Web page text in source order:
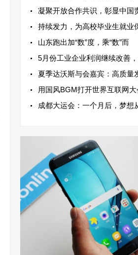
凝聚开放合作共识，彰显中国
持续发力，为高校毕业生就业
山东跑出加“数”度，乘“数”而
5月份工业企业利润继续改善
夏季达沃斯与会嘉宾：高质量
用国风BGM打开世界互联网大
成都大运会：一个月后，梦想